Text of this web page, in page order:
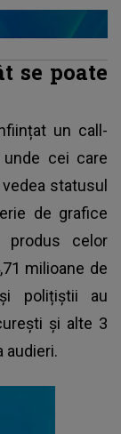
se poate
un call-
cei care
statusul
de grafice
produs celor
milioane de
polițiștii au
și alte 3
audieri.